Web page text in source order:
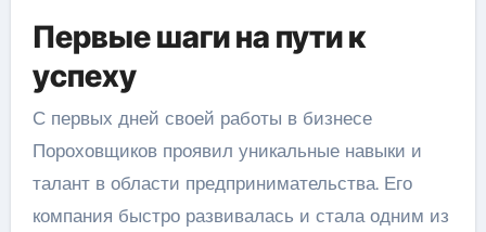
Первые шаги на пути к
успеху
С первых дней своей работы в бизнесе
Пороховщиков проявил уникальные навыки и
талант в области предпринимательства. Его
компания быстро развивалась и стала одним из